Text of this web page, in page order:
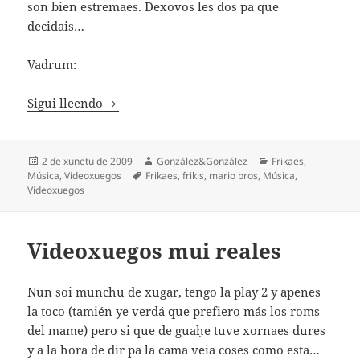
son bien estremaes. Dexovos les dos pa que
decidais…
Vadrum:
Sigui lleendo Super Mario Bros. 2 y la so musiquina
Espublizáu
en
2 de xunetu de 2009 Autor
González&González Categoríes
Frikaes,
Música,Videoxuegos Etiquetes
Frikaes,frikis, mario bros, Música,
Videoxuegos
Videoxuegos mui reales
Nun soi munchu de xugar, tengo la play 2 y apenes
la toco (tamién ye verdá que prefiero más los roms
del mame) pero si que de guaḥe tuve xornaes dures
y a la hora de dir pa la cama veia coses como esta…